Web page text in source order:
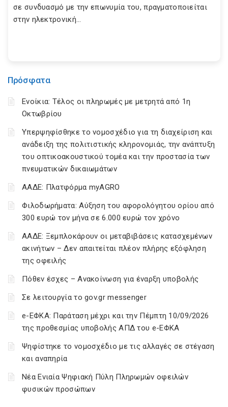
Πρόσφατα
Ενοίκια: Τέλος οι πληρωμές με μετρητά από 1η
Οκτωβρίου
Υπερψηφίσθηκε το νομοσχέδιο για τη διαχείριση και
ανάδειξη της πολιτιστικής κληρονομιάς, την ανάπτυξη
του οπτικοακουστικού τομέα και την προστασία των
πνευματικών δικαιωμάτων
ΑΑΔΕ: Πλατφόρμα myAGRO
Φιλοδωρήματα: Αύξηση του αφορολόγητου ορίου από
300 ευρώ τον μήνα σε 6.000 ευρώ τον χρόνο
ΑΑΔΕ: Ξεμπλοκάρουν οι μεταβιβάσεις κατασχεμένων
ακινήτων – Δεν απαιτείται πλέον πλήρης εξόφληση
της οφειλής
Πόθεν έσχες – Ανακοίνωση για έναρξη υποβολής
Σε λειτουργία το gov.gr messenger
e-ΕΦΚΑ: Παράταση μέχρι και την Πέμπτη 10/09/2026
της προθεσμίας υποβολής ΑΠΔ του e-ΕΦΚΑ
Ψηφίστηκε το νομοσχέδιο με τις αλλαγές σε στέγαση
και αναπηρία
Νέα Ενιαία Ψηφιακή Πύλη Πληρωμών οφειλών
φυσικών προσώπων
σε συνδυασμό με την επωνυμία του, πραγματοποιείται
στην ηλεκτρονική...